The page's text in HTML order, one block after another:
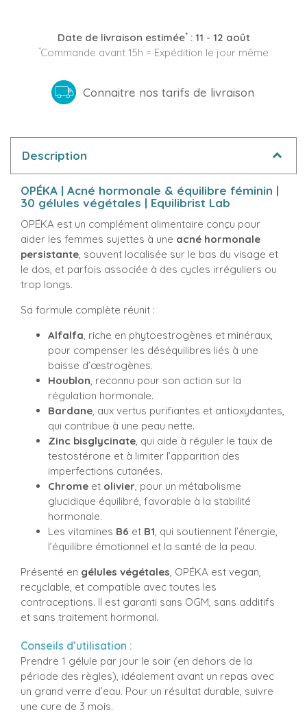
Date de livraison estimée*: 11 - 12 août
*Commande avant 15h = Expédition le jour même
Connaitre nos tarifs de livraison
Description
OPÉKA | Acné hormonale & équilibre féminin |
30 gélules végétales | Equilibrist Lab
OPÉKA est un complément alimentaire conçu pour
aider les femmes sujettes à une acné hormonale
persistante, souvent localisée sur le bas du visage et
le dos, et parfois associée à des cycles irréguliers ou
trop longs.
Sa formule complète réunit :
Alfalfa, riche en phytoestrogènes et minéraux,
pour compenser les déséquilibres liés à une
baisse d’œstrogènes.
Houblon, reconnu pour son action sur la
régulation hormonale.
Bardane, aux vertus purifiantes et antioxydantes,
qui contribue à une peau nette.
Zinc bisglycinate, qui aide à réguler le taux de
testostérone et à limiter l’apparition des
imperfections cutanées.
Chrome et olivier, pour un métabolisme
glucidique équilibré, favorable à la stabilité
hormonale.
Les vitamines B6 et B1, qui soutiennent l’énergie,
l’équilibre émotionnel et la santé de la peau.
Présenté en gélules végétales, OPÉKA est vegan,
recyclable, et compatible avec toutes les
contraceptions. Il est garanti sans OGM, sans additifs
et sans traitement hormonal.
Conseils d’utilisation :
Prendre 1 gélule par jour le soir (en dehors de la
période des règles), idéalement avant un repas avec
un grand verre d’eau. Pour un résultat durable, suivre
une cure de 3 mois.